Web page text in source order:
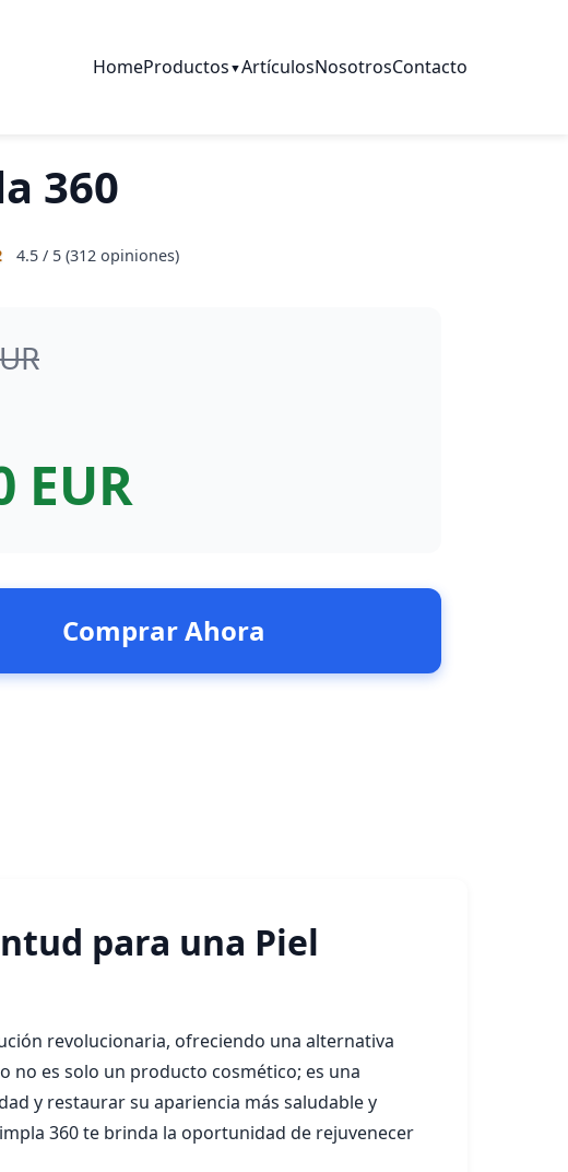
HomeProductos ▼ArtículosNosotrosContacto
360
4.5 / 5 (312 opiniones)
EUR
Comprar Ahora
para una Piel
revolucionaria, ofreciendo una alternativa
no es solo un producto cosmético; es una
y restaurar su apariencia más saludable y
360 te brinda la oportunidad de rejuvenecer